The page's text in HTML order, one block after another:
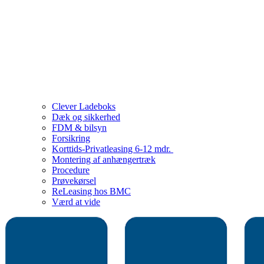
Clever Ladeboks
Dæk og sikkerhed
FDM & bilsyn
Forsikring
Korttids-Privatleasing 6-12 mdr.
Montering af anhængertræk
Procedure
Prøvekørsel
ReLeasing hos BMC
Værd at vide